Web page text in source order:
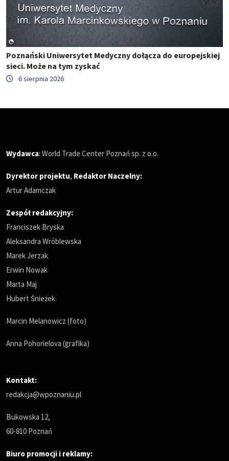
Poznański Uniwersytet Medyczny dołącza do europejskiej
sieci. Może na tym zyskać
6 sierpnia 2026
Wydawca: World Trade Center Poznań sp. z o.o.
Dyrektor projektu, Redaktor Naczelny:
Artur Adamczak
Zespół redakcyjny:
Franciszek Bryska
Aleksandra Wróblewska
Marek Jerzak
Erwin Nowak
Marta Maj
Hubert Śnieżek
Marcin Melanowicz (foto)
Anna Pohorielova (grafika)
Kontakt:
redakcja@wpoznaniu.pl
Bukowska 12,
60-810 Poznań
Biuro promocji i reklamy: